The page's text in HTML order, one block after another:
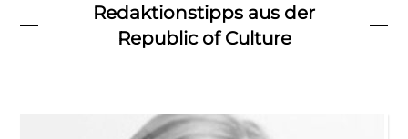
Redaktionstipps aus der
Republic of Culture